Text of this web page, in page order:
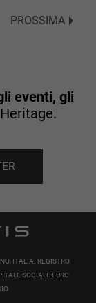
PROSSIMA
eventi, gli
ITALIA. REGISTRO
SOCIALE EURO